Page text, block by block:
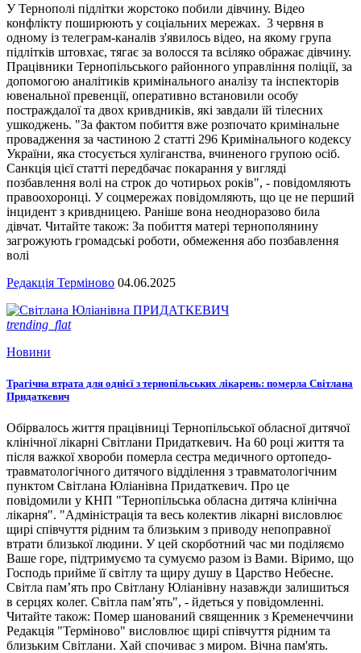
У Тернополі підлітки жорстоко побили дівчину. Відео
конфлікту поширюють у соціальних мережах. 3 червня в
одному із телеграм-каналів з'явилось відео, на якому група
підлітків штовхає, тягає за волосся та всіляко ображає дівчину.
Працівники Тернопільського районного управління поліції, за
допомогою аналітиків кримінального аналізу та інспекторів
ювенальної превенції, оперативно встановили особу
постраждалої та двох кривдників, які завдали їй тілесних
ушкоджень. "За фактом побиття вже розпочато кримінальне
провадження за частиною 2 статті 296 Кримінального кодексу
України, яка стосується хуліганства, вчиненого групою осіб.
Санкція цієї статті передбачає покарання у вигляді
позбавлення волі на строк до чотирьох років", - повідомляють
правоохоронці. У соцмережах повідомляють, що це не перший
інцидент з кривдницею. Раніше вона неодноразово била
дівчат. Читайте також: За побиття матері тернополянину
загрожують громадські роботи, обмеження або позбавлення
волі
Редакція Терміново 04.06.2025
trending_flat
Новини
Трагічна втрата для однієї з тернопільських лікарень: померла Світлана
Придаткевич
Обірвалось життя працівниці Тернопільської обласної дитячої
клінічної лікарні Світлани Придаткевич. На 60 році життя та
після важкої хвороби померла сестра медичного ортопедо-
травматологічного дитячого відділення з травматологічним
пунктом Світлана Юліанівна Придаткевич. Про це
повідомили у КНП "Тернопільська обласна дитяча клінічна
лікарня". "Адміністрація та весь колектив лікарні висловлює
щирі співчуття рідним та близьким з приводу непоправної
втрати близької людини. У цей скорботний час ми поділяємо
Ваше горе, підтримуємо та сумуємо разом із Вами. Віримо, що
Господь прийме її світлу та щиру душу в Царство Небесне.
Світла пам’ять про Світлану Юліанівну назавжди залишиться
в серцях колег. Світла пам’ять", - йдеться у повідомленні.
Читайте також: Помер шанований священник з Кременеччини
Редакція "Терміново" висловлює щирі співчуття рідним та
близьким Світлани. Хай спочиває з миром. Вічна пам'ять.